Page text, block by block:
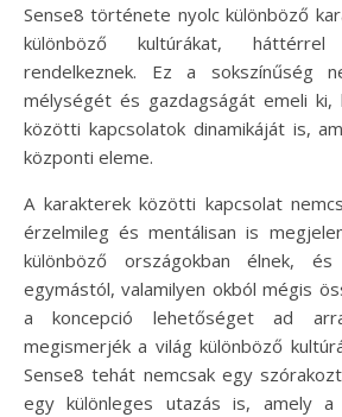
Sense8 története nyolc különböző
különböző kultúrákat,
rendelkeznek. Ez a sokszínűség
mélységét és gazdagságát emeli ki,
közötti kapcsolatok dinamikáját is,
központi eleme.
A karakterek közötti kapcsolat
érzelmileg és mentálisan is
különböző országokban élnek,
egymástól, valamilyen okból mégis
a koncepció lehetőséget ad
megismerjék a világ különböző
Sense8 tehát nemcsak egy
egy különleges utazás is, amely